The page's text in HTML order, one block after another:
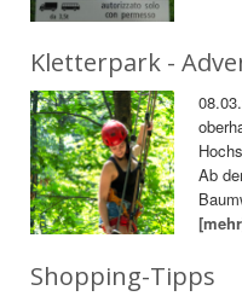
Kletterpark -
Ab
Shopping-Tipps